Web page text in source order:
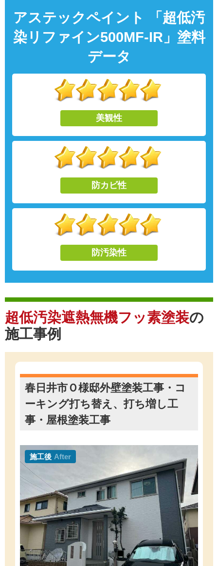
アステックペイント 「超低汚
染リファイン500MF-IR」塗料
データ
美観性
防カビ性
防汚染性
超低汚染遮熱無機フッ素塗装の
施工事例
春日井市Ｏ様邸外壁塗装工事・コ
ーキング打ち替え、打ち増し工
事・屋根塗装工事
施工後 After